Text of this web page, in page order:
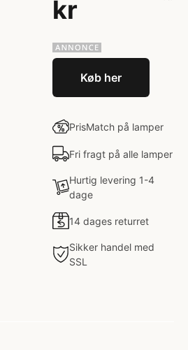
kr
Køb her
PrisMatch på lamper
Fri fragt på alle lamper
Hurtig levering 1-4
dage
14 dages returret
Sikker handel med
SSL